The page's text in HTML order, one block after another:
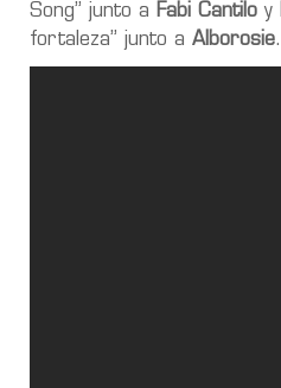
Song” junto a Fabi Cantilo y
fortaleza” junto a Alborosie.